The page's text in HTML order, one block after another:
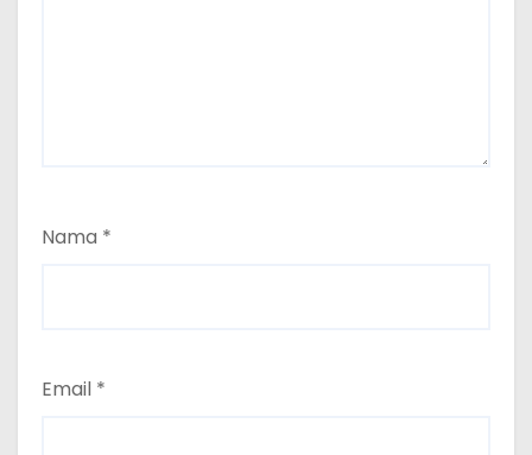
Nama *
Email *